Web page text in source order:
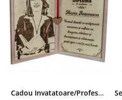
Cadou Invatatoare/Profesoara/Educatoare "Catalogul Amintirilor"